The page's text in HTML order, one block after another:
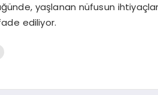
yaşlanan nüfusun
ediliyor.